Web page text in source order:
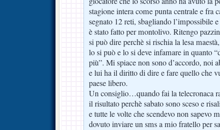
stagione intera come punta centrale e fra
segnato 12 reti, sbagliando l’impossibile
è stato fatto per montolivo. Ritengo
si può dire perchè si rischia la lesa
lo si può e lo si deve infamare in quanto
più”. Mi spiace non sono d’accordo, noi
e lui ha il diritto di dire e fare quello che
paese libero.
Un consiglio…quando fai la telecronaca
il risultato perchè sabato sono sceso e
e tutte le volte che scendevo non sapevo
dovuto inviare un sms a mio fratello per